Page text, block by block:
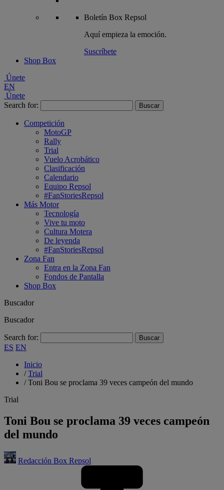
Boletín Box Repsol
Aquí empieza la emoción.
Suscríbete
Shop Box
Únete
EN
Únete
Search for:
Competición
MotoGP
Rally
Trial
Vuelo Acrobático
Clasificación
Calendario
Equipo Repsol
#FanStoriesRepsol
Más Motor
Tecnología
Vive tu moto
Cultura Motera
De leyenda
#FanStoriesRepsol
Zona Fan
Entra en la Zona Fan
Fondos de Pantalla
Shop Box
Buscador
Buscador
Search for:
ES EN
Inicio
/Trial
/Toni Bou se proclama 39 veces campeón del mundo
Trial
Toni Bou se proclama 39 veces campeón
del mundo
Redacción Box Repsol